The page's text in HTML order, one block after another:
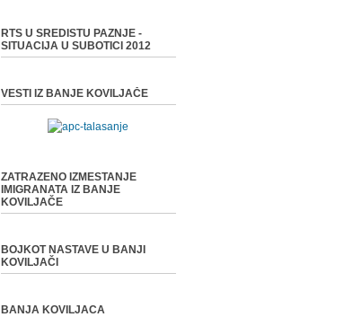
RTS U SREDISTU PAZNJE -
SITUACIJA U SUBOTICI 2012
VESTI IZ BANJE KOVILJAČE
ZATRAZENO IZMESTANJE
IMIGRANATA IZ BANJE
KOVILJAČE
BOJKOT NASTAVE U BANJI
KOVILJAČI
BANJA KOVILJACA